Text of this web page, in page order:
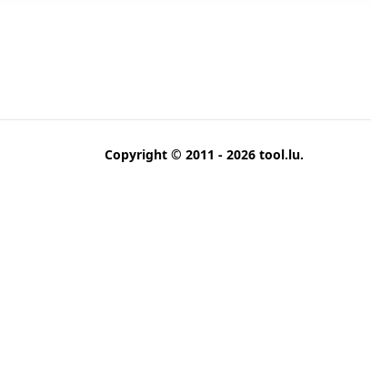
Copyright © 2011 - 2026 tool.lu.